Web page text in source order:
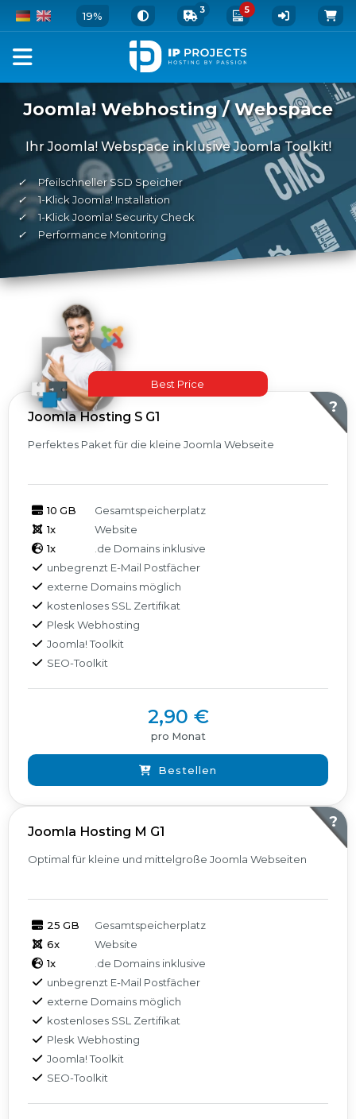
19% 3 5
Joomla! Webhosting / Webspace
Ihr Joomla! Webspace inklusive Joomla Toolkit!
✓
Pfeilschneller SSD Speicher
✓
1-Klick Joomla! Installation
✓
1-Klick Joomla! Security Check
✓
Performance Monitoring
Produkte ?
Best Price
Joomla Hosting S G1
Perfektes Paket für die kleine Joomla Webseite
10 GB
Gesamtspeicherplatz
1x
Website
1x
.de Domains inklusive
unbegrenzt E-Mail Postfächer
externe Domains möglich
kostenloses SSL Zertifikat
Plesk Webhosting
Joomla! Toolkit
SEO-Toolkit
2,90 €
pro Monat
Bestellen
?
Joomla Hosting M G1
Optimal für kleine und mittelgroße Joomla Webseiten
25 GB
Gesamtspeicherplatz
6x
Website
1x
.de Domains inklusive
unbegrenzt E-Mail Postfächer
externe Domains möglich
kostenloses SSL Zertifikat
Plesk Webhosting
Joomla! Toolkit
SEO-Toolkit